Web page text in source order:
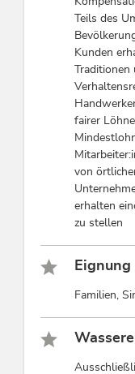
Teils des
Kunden
Traditionen
fairer
von
erhalten
zu stellen
Eignung
Familien,